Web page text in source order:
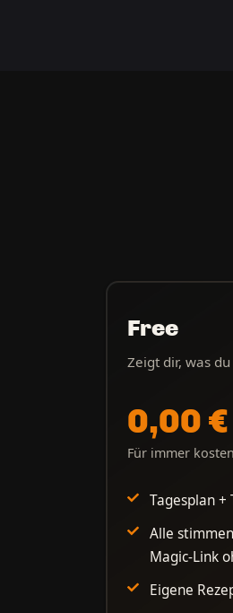
Free
Zeigt dir, was
0,00 €
Für immer
Tagesplan +
Alle
Magic-Link
Eigene